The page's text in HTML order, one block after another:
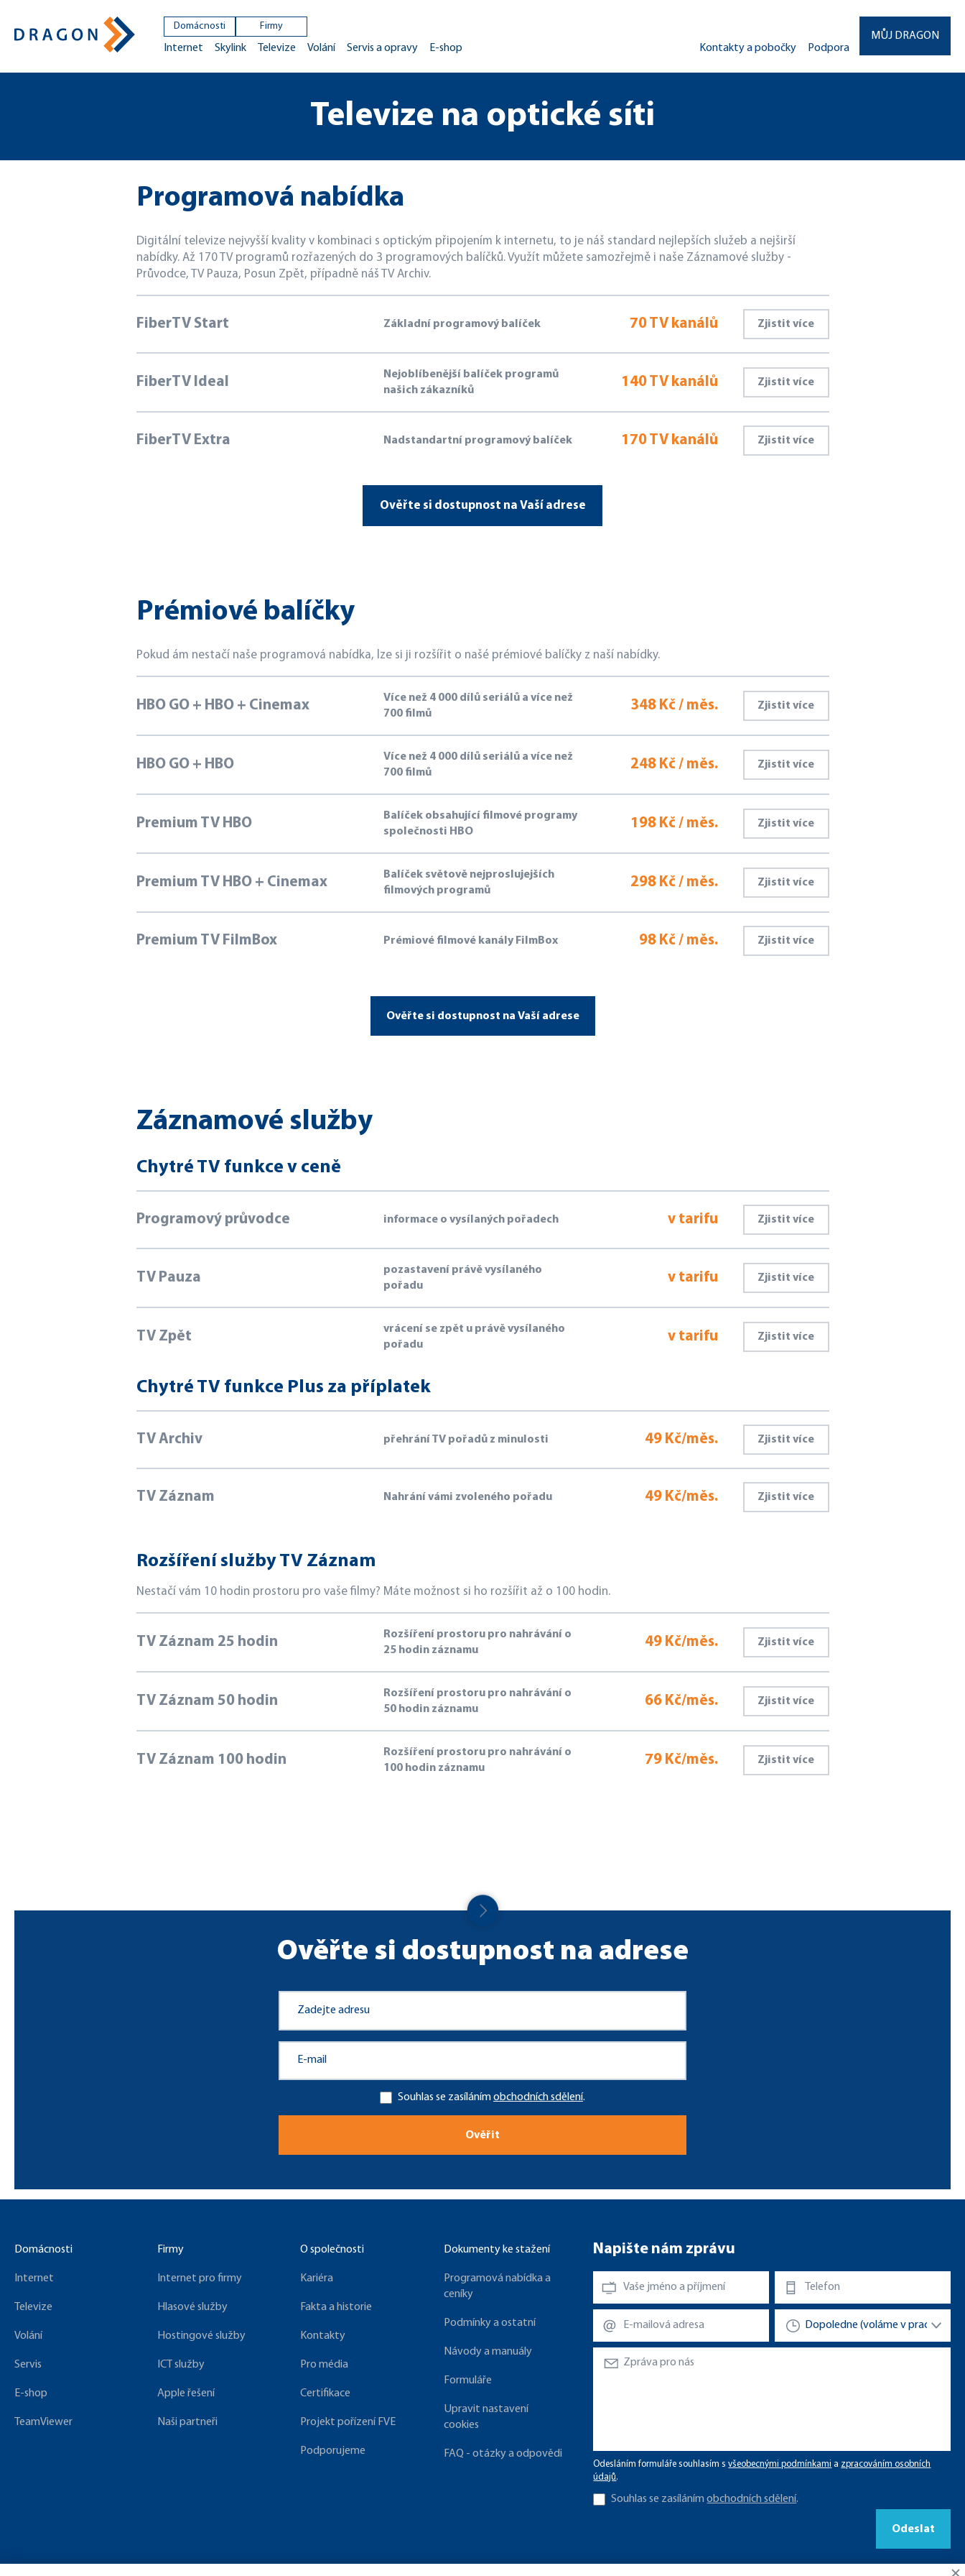
Domácnosti
Internet Skylink Televize Volání Servis a opravy E-shop
Firmy
MŮJ DRAGON
Kontakty a pobočky
Podpora
Televize na optické síti
Programová nabídka
Digitální televize nejvyšší kvality v kombinaci s optickým připojením k internetu, to je náš standard nejlepších služeb a nejširší
nabídky. Až 170 TV programů rozřazených do 3 programových balíčků. Využít můžete samozřejmě i naše Záznamové služby -
Průvodce, TV Pauza, Posun Zpět, případně náš TV Archiv.
FiberTV Start Základní programový balíček 70 TV kanálů Zjistit více
FiberTV Ideal
Nejoblíbenější balíček programů
našich zákazníků
140 TV kanálů Zjistit více
FiberTV Extra Nadstandartní programový balíček 170 TV kanálů Zjistit více
Ověřte si dostupnost na Vaší adrese
Prémiové balíčky
Pokud ám nestačí naše programová nabídka, lze si ji rozšířit o našé prémiové balíčky z naší nabídky.
HBO GO + HBO + Cinemax Více než 4 000dílů seriálů a více než
700filmů
348 Kč / měs. Zjistit více
HBO GO + HBO Více než 4 000dílů seriálů a více než
700filmů
248 Kč / měs. Zjistit více
Premium TV HBO
Balíček obsahující filmové programy
společnosti HBO
198 Kč / měs. Zjistit více
Premium TV HBO + Cinemax
Balíček světově nejproslujejších
filmových programů
298 Kč / měs. Zjistit více
Premium TV FilmBox Prémiové filmové kanály FilmBox 98 Kč / měs. Zjistit více
Ověřte si dostupnost na Vaší adrese
Záznamové služby
Chytré TV funkce v ceně
Programový průvodce informace o vysílaných pořadech v tarifu Zjistit více
TV Pauza
pozastavení právě vysílaného
pořadu
v tarifu Zjistit více
TV Zpět
vrácení se zpět u právě vysílaného
pořadu
v tarifu Zjistit více
Chytré TV funkce Plus za příplatek
TV Archiv přehrání TV pořadů z minulosti 49 Kč/měs. Zjistit více
TV Záznam Nahrání vámi zvoleného pořadu 49 Kč/měs. Zjistit více
Rozšíření služby TV Záznam
Nestačí vám 10 hodin prostoru pro vaše filmy? Máte možnost si ho rozšířit až o 100 hodin.
TV Záznam 25 hodin
Rozšíření prostoru pro nahrávání o
25 hodin záznamu
49 Kč/měs. Zjistit více
TV Záznam 50 hodin
Rozšíření prostoru pro nahrávání o
50 hodin záznamu
66 Kč/měs. Zjistit více
TV Záznam 100 hodin
Rozšíření prostoru pro nahrávání o
100 hodin záznamu
79 Kč/měs. Zjistit více
Ověřte si dostupnost na adrese
Souhlas se zasílánímobchodních sdělení.
Ověřit
Napište nám zprávu
Odesláním formuláře souhlasím svšeobecnými podmínkami a zpracováním osobních
údajů.
Souhlas se zasílánímobchodních sdělení.
Odeslat
Domácnosti
Internet
Televize
Volání
Servis
E-shop
TeamViewer
Firmy
Internet pro firmy
Hlasové služby
Hostingové služby
ICT služby
Apple řešení
Naši partneři
O společnosti
Kariéra
Fakta a historie
Kontakty
Pro média
Certifikace
Projekt pořízení FVE
Podporujeme
Dokumenty ke stažení
Programová nabídka a
ceníky
Podmínky a ostatní
Návody a manuály
Formuláře
Upravit nastavení
cookies
FAQ - otázky a odpovědi